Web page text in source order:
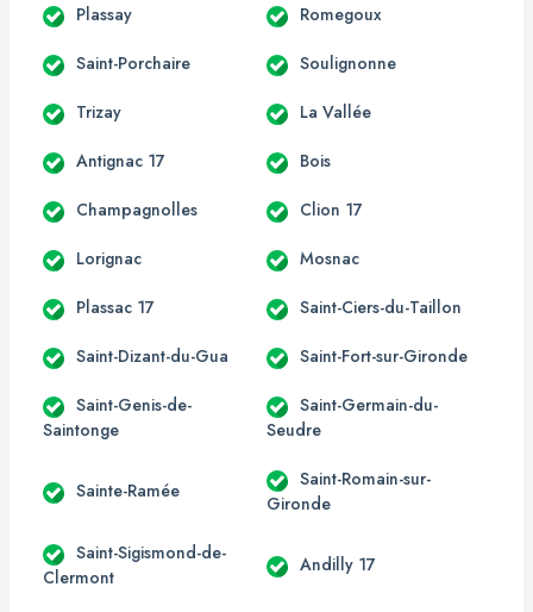
Plassay Romegoux
Saint-Porchaire Soulignonne
Trizay La Vallée
Antignac 17 Bois
Champagnolles Clion 17
Lorignac Mosnac
Plassac 17 Saint-Ciers-du-Taillon
Saint-Dizant-du-Gua Saint-Fort-sur-Gironde
Saint-Genis-de-
Saintonge
Saint-Germain-du-
Seudre
Sainte-Ramée
Saint-Romain-sur-
Gironde
Saint-Sigismond-de-
Clermont
Andilly 17